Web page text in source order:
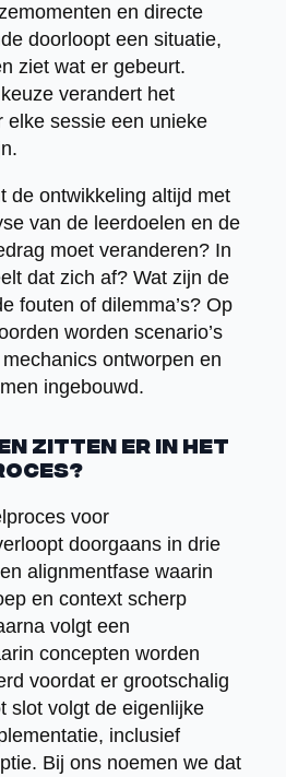
en directe
doorloopt een situatie,
ziet wat er gebeurt.
verandert het
elke sessie een unieke
de ontwikkeling altijd met
van de leerdoelen en de
moet veranderen? In
dat zich af? Wat zijn de
fouten of dilemma’s? Op
worden scenario’s
ontworpen en
ingebouwd.
zitten er in het
voor
doorgaans in drie
alignmentfase waarin
en context scherp
volgt een
concepten worden
voordat er grootschalig
slot volgt de eigenlijke
inclusief
Bij ons noemen we dat